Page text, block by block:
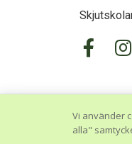
Vi använder
alla"